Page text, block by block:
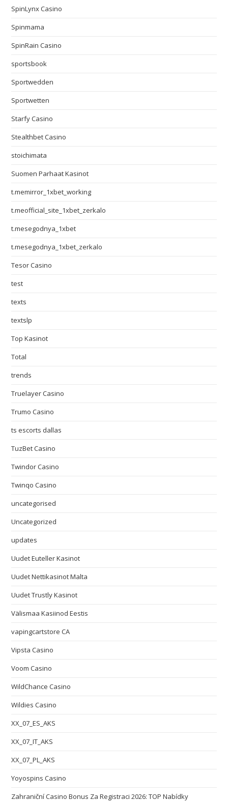
SpinLynx Casino
Spinmama
SpinRain Casino
sportsbook
Sportwedden
Sportwetten
Starfy Casino
Stealthbet Casino
stoichimata
Suomen Parhaat Kasinot
t.memirror_1xbet_working
t.meofficial_site_1xbet_zerkalo
t.mesegodnya_1xbet
t.mesegodnya_1xbet_zerkalo
Tesor Casino
test
texts
textslp
Top Kasinot
Total
trends
Truelayer Casino
Trumo Casino
ts escorts dallas
TuzBet Casino
Twindor Casino
Twinqo Casino
uncategorised
Uncategorized
updates
Uudet Euteller Kasinot
Uudet Nettikasinot Malta
Uudet Trustly Kasinot
Välismaa Kasiinod Eestis
vapingcartstore CA
Vipsta Casino
Voom Casino
WildChance Casino
Wildies Casino
XX_07_ES_AKS
XX_07_IT_AKS
XX_07_PL_AKS
Yoyospins Casino
Zahraniční Casino Bonus Za Registraci 2026: TOP Nabídky